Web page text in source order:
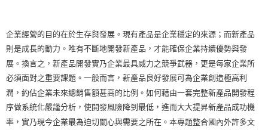
企業經營的目的在於生存與發展。現有產品是企業穩定的來源；而新產品
則是成長的動力。唯有不斷地開發新產品，才能確保企業持續優勢與發
展。換言之，新產品開發實乃企業最具威力之競爭武器，更是每家企業所
必須面對之重要課題。一般而言，新產品良好發展可為企業創造極高利
潤，約佔企業未來總銷售額甚高的比例。如何藉由一套完整新產品開發程
序做系統化嚴謹分析，使開發風險降到最低，進而大大提昇新產品成功機
率，實乃現今企業最為迫切關心與需要之所在。本專題整合國內外許多文